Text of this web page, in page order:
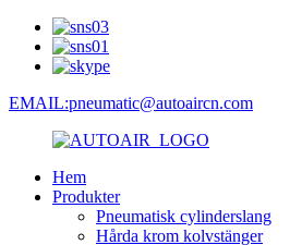
EMAIL:pneumatic@autoaircn.com
Hem
Produkter
Pneumatisk cylinderslang
Hårda krom kolvstänger